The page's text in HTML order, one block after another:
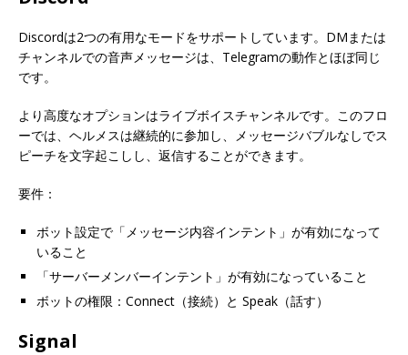
Discordは2つの有用なモードをサポートしています。DMまたは
チャンネルでの音声メッセージは、Telegramの動作とほぼ同じ
です。
より高度なオプションはライブボイスチャンネルです。このフロ
ーでは、ヘルメスは継続的に参加し、メッセージバブルなしでス
ピーチを文字起こしし、返信することができます。
要件：
ボット設定で「メッセージ内容インテント」が有効になって
いること
「サーバーメンバーインテント」が有効になっていること
ボットの権限：Connect（接続）と Speak（話す）
Signal